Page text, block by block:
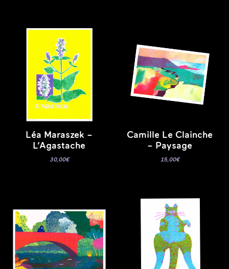
Léa Maraszek –
L’Agastache
30,00€
Camille Le Clainche
– Paysage
15,00€